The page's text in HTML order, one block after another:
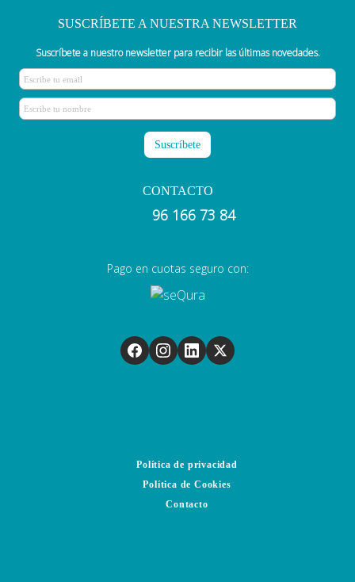
SUSCRÍBETE A NUESTRA NEWSLETTER
Suscríbete a nuestro newsletter para recibir las últimas novedades.
CONTACTO
96 166 73 84
Pago en cuotas seguro con:
Política de privacidad
Política de Cookies
Contacto